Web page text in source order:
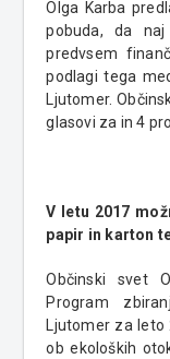
Olga Karba
pobuda, da naj
predvsem
podlagi tega
Ljutomer.
glasovi za in 4
V letu 2017
papir in karton
Občinski svet
Program
Ljutomer za
ob ekoloških